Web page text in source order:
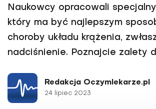
Naukowcy opracowali
który ma być najlepszym
choroby układu krążenia,
nadciśnienie. Poznajcie zalety
Redakcja Oczymlekarze.pl
24 lipiec 2023